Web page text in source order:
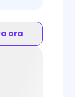
ora